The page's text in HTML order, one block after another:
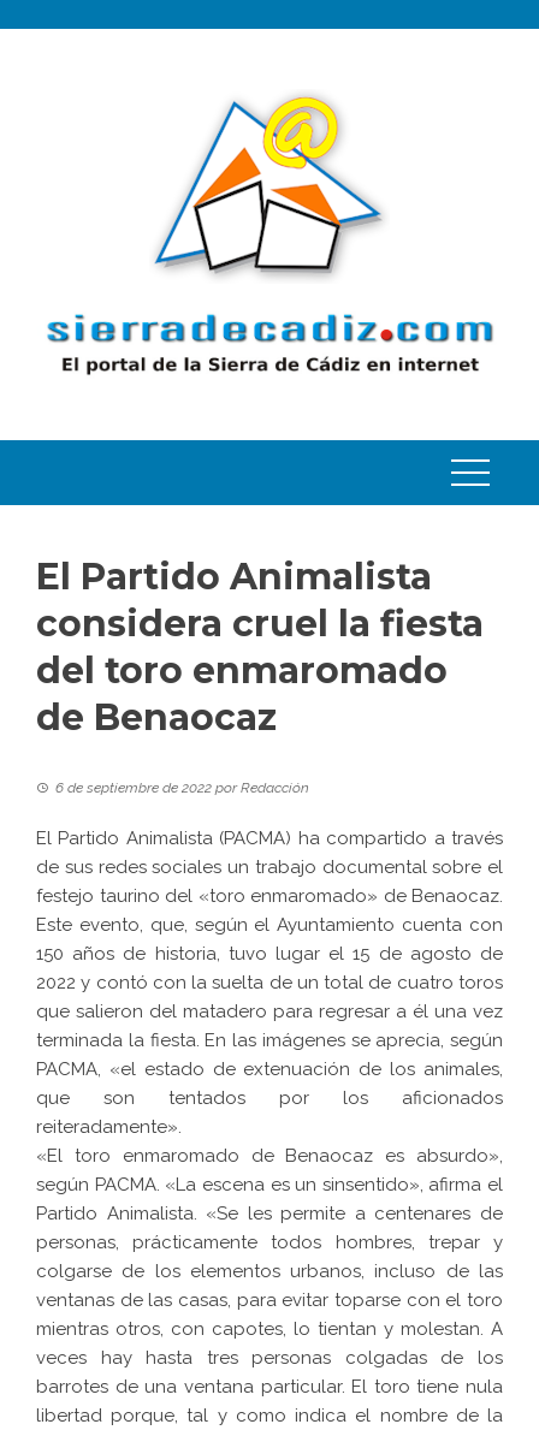
El Partido Animalista
considera cruel la fiesta
del toro enmaromado
de Benaocaz
6 de septiembre de 2022 porRedacción
El Partido Animalista (PACMA) ha compartido a través
de sus redes sociales un trabajo documental sobre el
festejo taurino del «toro enmaromado» de Benaocaz.
Este evento, que, según el Ayuntamiento cuenta con
150 años de historia, tuvo lugar el 15 de agosto de
2022 y contó con la suelta de un total de cuatro toros
que salieron del matadero para regresar a él una vez
terminada la fiesta. En las imágenes se aprecia, según
PACMA, «el estado de extenuación de los animales,
que son tentados por los aficionados
reiteradamente».
«El toro enmaromado de Benaocaz es absurdo»,
según PACMA. «La escena es un sinsentido», afirma el
Partido Animalista. «Se les permite a centenares de
personas, prácticamente todos hombres, trepar y
colgarse de los elementos urbanos, incluso de las
ventanas de las casas, para evitar toparse con el toro
mientras otros, con capotes, lo tientan y molestan. A
veces hay hasta tres personas colgadas de los
barrotes de una ventana particular. El toro tiene nula
libertad porque, tal y como indica el nombre de la